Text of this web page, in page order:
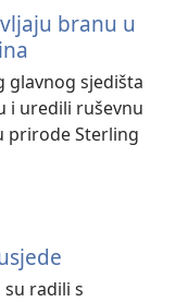
branu u
glavnog sjedišta
i uredili ruševnu
prirode Sterling
radili s